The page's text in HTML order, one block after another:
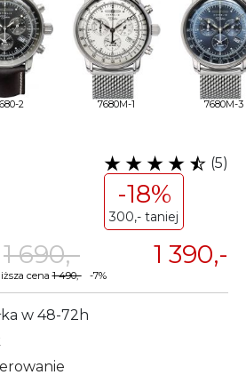
2 7680M-1 7680M-3
(5)
-18%
300,- taniej
1 390,-
1 690,-
cena1 490,--7%
w 48-72h